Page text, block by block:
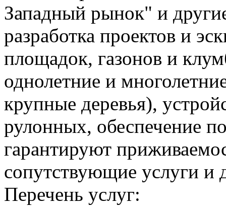
Западный рынок" и
разработка проектов и
площадок, газонов и
однолетние и
крупные деревья),
рулонных, обеспечение
гарантируют
сопутствующие услуги и
Перечень услуг: